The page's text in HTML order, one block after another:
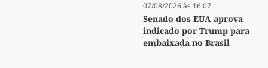
07/08/2026 às 16:07
Senado dos EUA aprova
indicado por Trump para
embaixada no Brasil